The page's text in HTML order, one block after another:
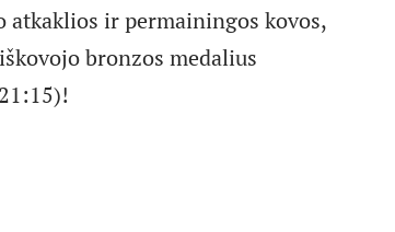
atkaklios ir permainingos kovos,
bronzos medalius